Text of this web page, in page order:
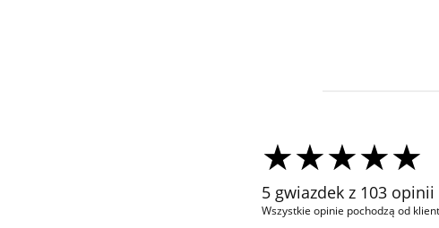
5 gwiazdek z 103 opinii
Wszystkie opinie pochodzą od